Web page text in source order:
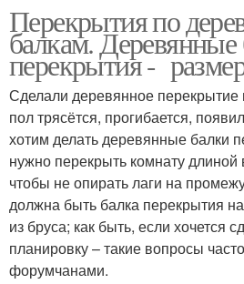
Перекрытия по
балкам. Деревянные
перекрытия -
Сделали деревянное
пол трясётся, прогибается,
хотим делать деревянные балки
нужно перекрыть комнату длиной
чтобы не опирать лаги на
должна быть балка перекрытия
из бруса; как быть, если хочется
планировку – такие вопросы
форумчанами.